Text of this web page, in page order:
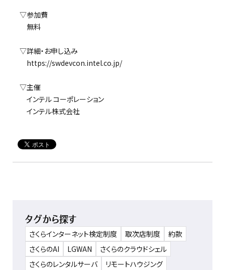
▽参加費
無料
▽詳細・お申し込み
https://swdevcon.intel.co.jp/
▽主催
インテル コーポレーション
インテル株式会社
タグから探す
さくらインターネット検定制度 取次店制度
約款
さくらのAI
LGWAN
さくらのクラウドシェル
さくらのレンタルサーバ
リモートハウジング